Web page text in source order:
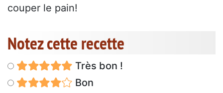
couper le pain!
Notez cette recette
Très bon !
Bon